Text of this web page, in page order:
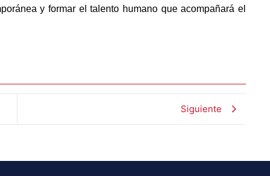
y formar el talento humano que acompañará el
Siguiente